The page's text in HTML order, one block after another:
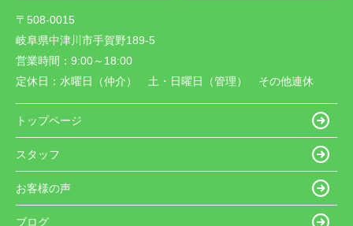
〒508-0015
岐阜県中津川市手賀野189-5
営業時間： 9:00～18:00
定休日： 水曜日（仲介） 土・日曜日（管理） その他連休
トップページ
スタッフ
お客様の声
ブログ